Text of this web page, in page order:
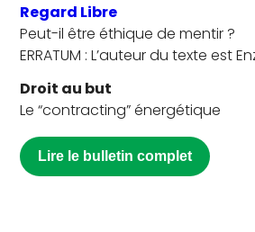
Regard Libre
Peut-il être éthique de mentir ?
ERRATUM : L’auteur du texte est
Droit au but
Le “contracting” énergétique
Lire le bulletin complet